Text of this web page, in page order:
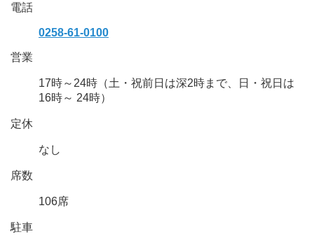
電話
0258-61-0100
営業
17時～24時（土・祝前日は深2時まで、日・祝日は
16時～ 24時）
定休
なし
席数
106席
駐車